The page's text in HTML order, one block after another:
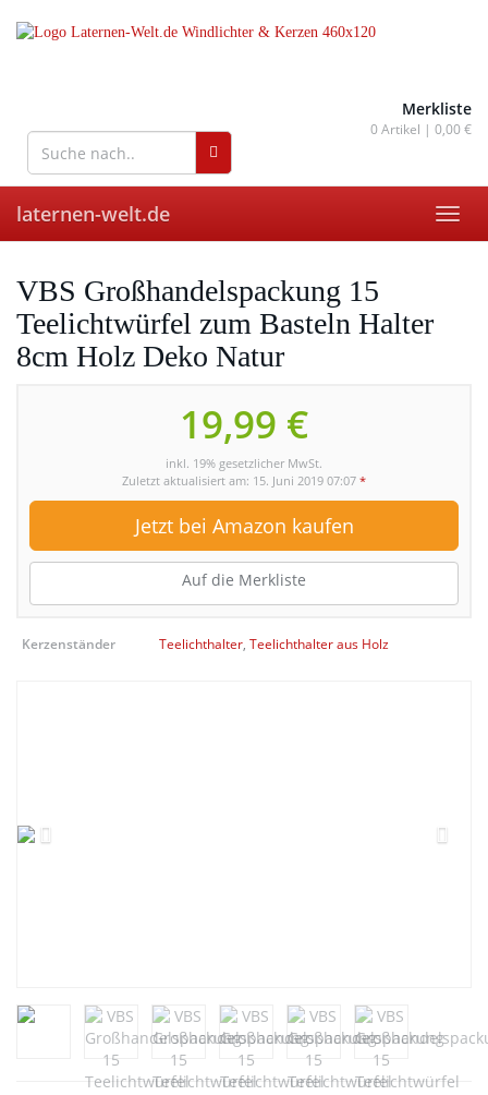
Merkliste
0Artikel | 0,00 €
laternen-welt.de
VBS Großhandelspackung 15
Teelichtwürfel zum Basteln Halter
8cm Holz Deko Natur
19,99 €
inkl. 19% gesetzlicher MwSt.
Zuletzt aktualisiert am: 15. Juni 2019 07:07 *
Jetzt bei Amazon kaufen
Auf die Merkliste
Kerzenständer Teelichthalter, Teelichthalter aus Holz